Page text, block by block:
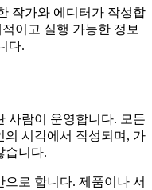
작가와 에디터가 작성합
이고 실행 가능한 정보
다.
사람이 운영합니다. 모든
의 시각에서 작성되며, 가
습니다.
로 합니다. 제품이나 서